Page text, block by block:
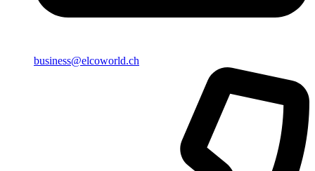
business@elcoworld.ch